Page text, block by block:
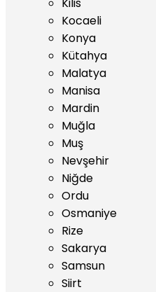
Kocaeli
Konya
Kütahya
Malatya
Manisa
Mardin
Muğla
Muş
Nevşehir
Niğde
Ordu
Osmaniye
Rize
Sakarya
Samsun
Siirt